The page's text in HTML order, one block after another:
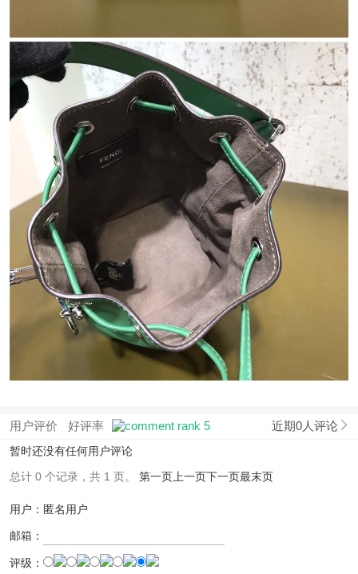
用户评价 好评率 近期0人评论
暂时还没有任何用户评论
总计 0 个记录，共 1 页。 第一页 上一页下一页最末页
用户：匿名用户
邮箱：
评级：